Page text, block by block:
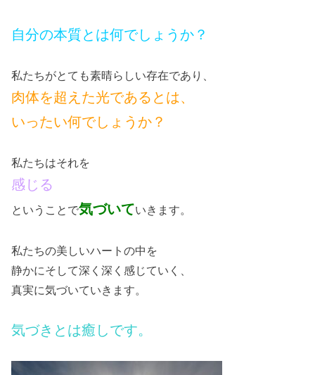
自分の本質とは何でしょうか？
私たちがとても素晴らしい存在であり、
肉体を超えた光であるとは、
いったい何でしょうか？
私たちはそれを
感じる
ということで気づいていきます。
私たちの美しいハートの中を
静かにそして深く深く感じていく、
真実に気づいていきます。
気づきとは癒しです。